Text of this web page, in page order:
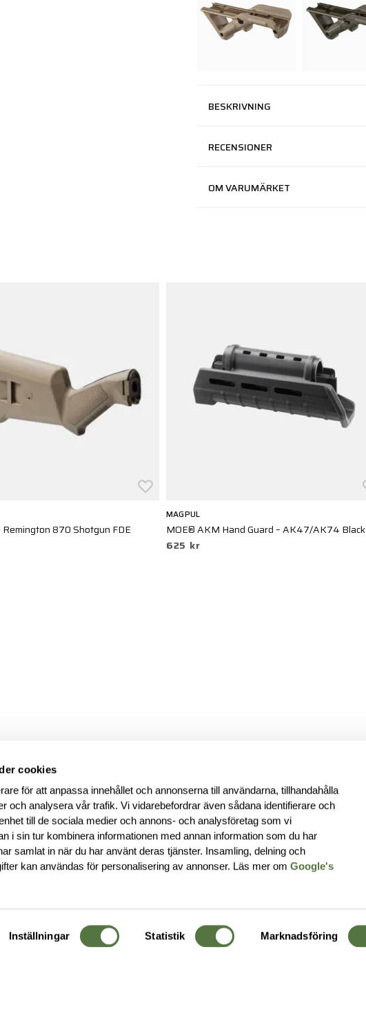
cookies
för att anpassa innehållet och annonserna till användarna, tillhandahålla
och analysera vår trafik. Vi vidarebefordrar även sådana identifierare och
till de sociala medier och annons- och analysföretag som vi
i sin tur kombinera informationen med annan information som du har
samlat in när du har använt deras tjänster. Insamling, delning och
kan användas för personalisering av annonser. Läs mer omGoogle's
Inställningar Statistik Marknadsföring
BESKRIVNING
RECENSIONER
OM VARUMÄRKET
Remington 870 Shotgun FDE
MAGPUL
MOE® AKM Hand Guard – AK47/AK74 Black
625 kr